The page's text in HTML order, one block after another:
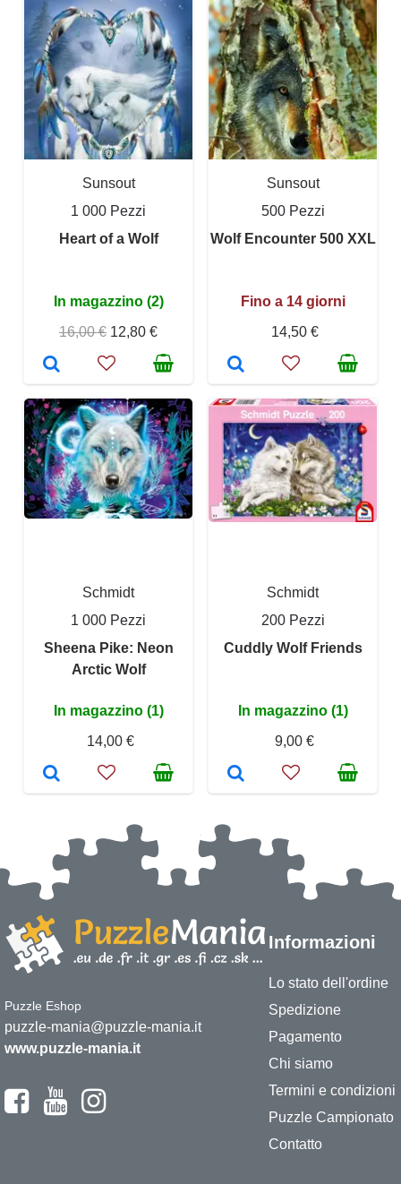
Sunsout
1 000 Pezzi
Heart of a Wolf
In magazzino (2)
16,00 € 12,80 €
Sunsout
500 Pezzi
Wolf Encounter 500 XXL
Fino a 14 giorni
14,50 €
Schmidt
1 000 Pezzi
Sheena Pike: Neon
Arctic Wolf
In magazzino (1)
14,00 €
Schmidt
200 Pezzi
Cuddly Wolf Friends
In magazzino (1)
9,00 €
Puzzle Eshop
puzzle-mania@puzzle-mania.it
www.puzzle-mania.it
Informazioni
Lo stato dell'ordine
Spedizione
Pagamento
Chi siamo
Termini e condizioni
Puzzle Campionato
Contatto